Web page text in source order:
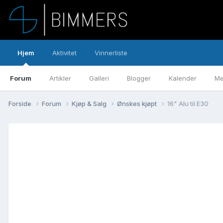
Hjem
Forum Artikler Galleri Blogger Kalender
Aktivitet Vinnerliste
Forside Forum Kjøp & Salg Ønskes kjøpt 16" Alu til E30